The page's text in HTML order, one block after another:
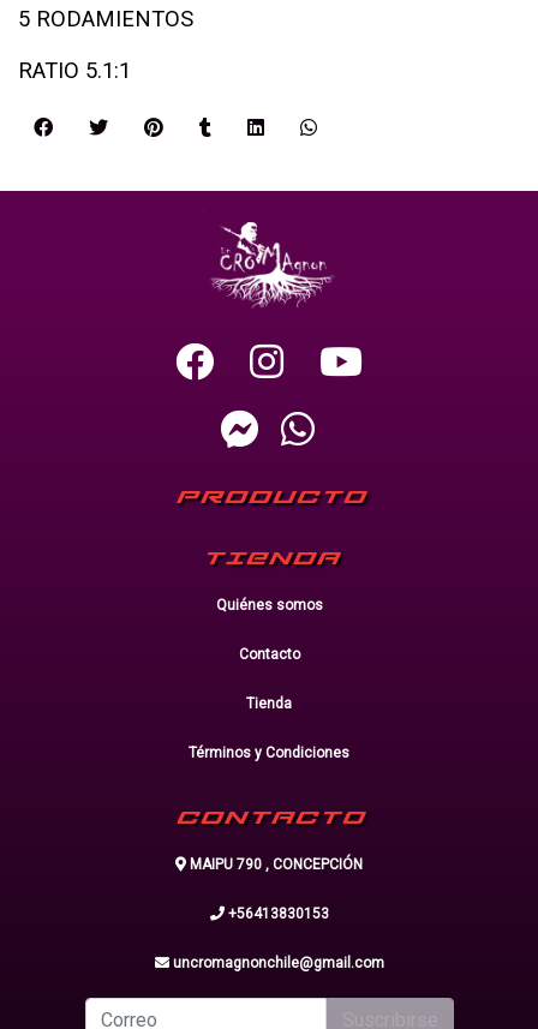
5 RODAMIENTOS
RATIO 5.1:1
PRODUCTO
TIENDA
Quiénes somos
Contacto
Tienda
Términos y Condiciones
CONTACTO
MAIPU 790 , CONCEPCIÓN
+56413830153
uncromagnonchile@gmail.com